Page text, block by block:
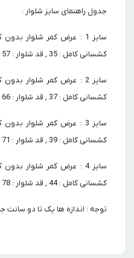
جدول راهنمای سایز شلوار :
کشسانی کامل : 35 , قد شلوار : 57
کشسانی کامل : 37 , قد شلوار : 66
کشسانی کامل : 39 , قد شلوار : 71
کشسانی کامل : 44 , قد شلوار : 78
توجه : اندازه ها یک تا دو سانت